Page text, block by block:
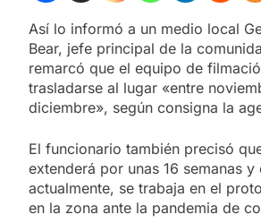
Así lo informó a un medio local
Bear, jefe principal de la
remarcó que el equipo de
trasladarse al lugar «entre
diciembre», según consigna la
El funcionario también precisó
extenderá por unas 16 semanas y
actualmente, se trabaja en el
en la zona ante la pandemia de